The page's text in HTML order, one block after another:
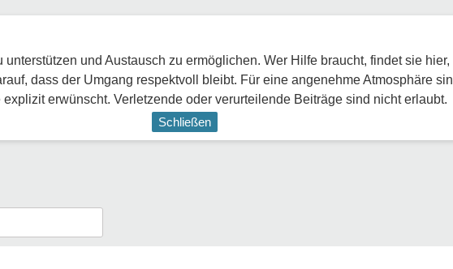
und Austausch zu ermöglichen. Wer Hilfe braucht, findet sie
dass der Umgang respektvoll bleibt. Für eine angenehme Atmosphäre
erwünscht. Verletzende oder verurteilende Beiträge sind nicht erlaubt.
Schließen